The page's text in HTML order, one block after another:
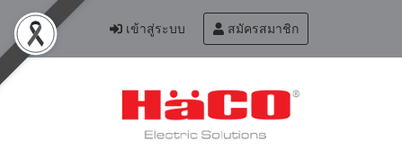
เข้าสู่ระบบ สมัครสมาชิก